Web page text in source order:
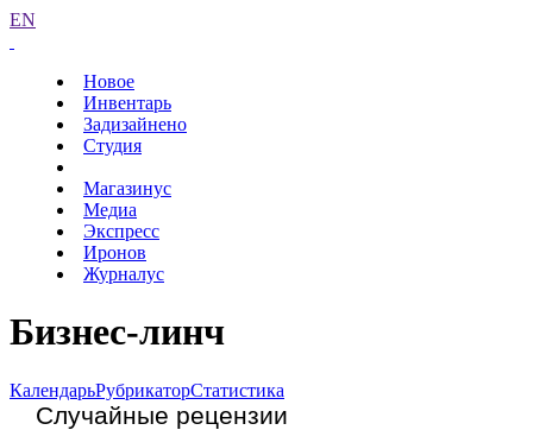
EN
Новое
Инвентарь
Задизайнено
Студия
Магазинус
Медиа
Экспресс
Иронов
Журналус
Бизнес-линч
КалендарьРубрикаторСтатистика
Случайные рецензии